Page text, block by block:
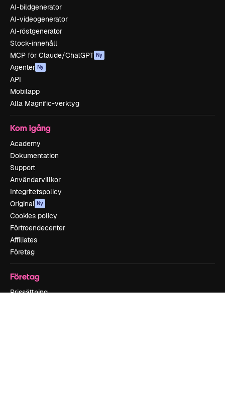
AI-bildgenerator
AI-videogenerator
AI-röstgenerator
Stock-innehåll
MCP för Claude/ChatGPT Ny
Agenter Ny
API
Mobilapp
Alla Magnific-verktyg
Kom igång
Academy
Dokumentation
Support
Användarvillkor
Integritetspolicy
Original Ny
Cookies policy
Förtroendecenter
Affiliates
Företag
Företag
Prissättning